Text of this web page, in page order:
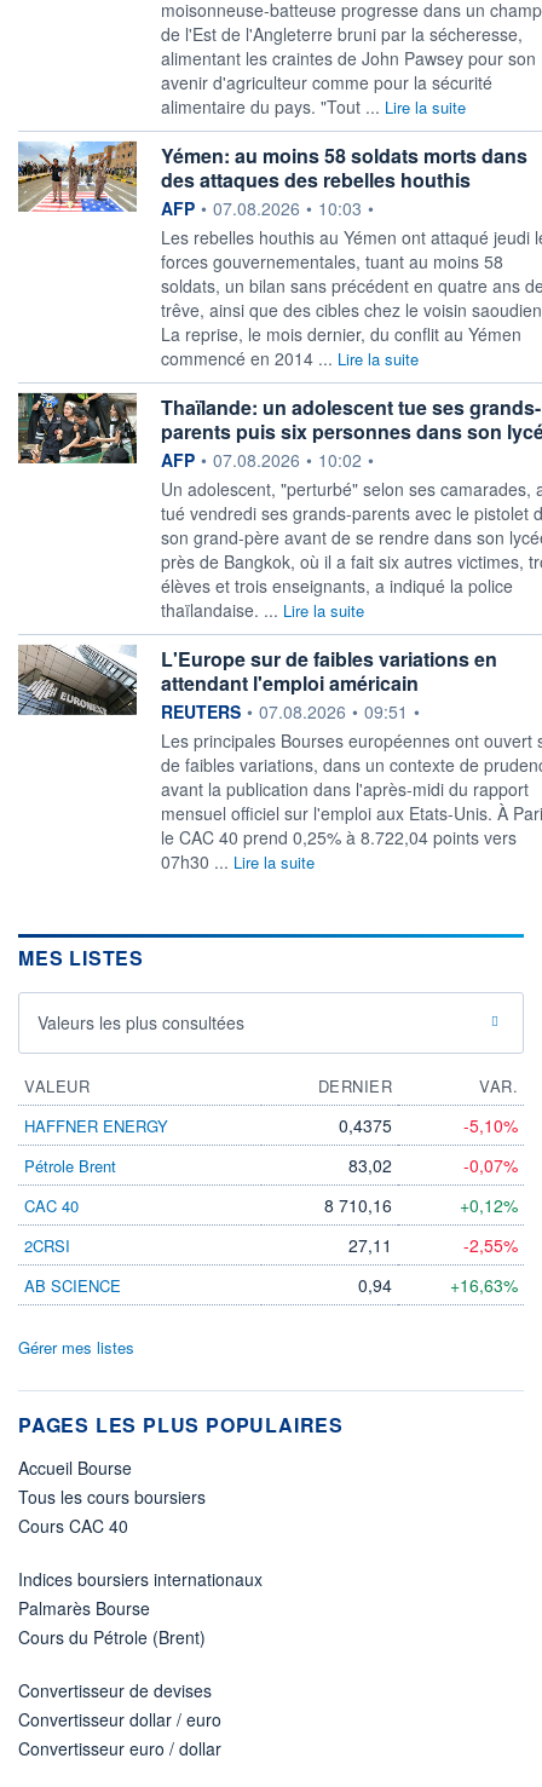
moisonneuse-batteuse progresse dans un champ
de l'Est de l'Angleterre bruni par la sécheresse,
alimentant les craintes de John Pawsey pour son
avenir d'agriculteur comme pour la sécurité
alimentaire du pays. "Tout ... Lire la suite
Yémen: au moins 58 soldats morts dans
des attaques des rebelles houthis
information fournie par
AFP • 07.08.2026 • 10:03 •
Les rebelles houthis au Yémen ont attaqué jeudi
forces gouvernementales, tuant au moins 58
soldats, un bilan sans précédent en quatre ans
trêve, ainsi que des cibles chez le voisin
La reprise, le mois dernier, du conflit au Yémen
commencé en 2014 ... Lire la suite
Thaïlande: un adolescent tue ses grands-
parents puis six personnes dans son
information fournie par
AFP • 07.08.2026 • 10:02 •
Un adolescent, "perturbé" selon ses camarades,
tué vendredi ses grands-parents avec le pistolet
son grand-père avant de se rendre dans son
près de Bangkok, où il a fait six autres victimes,
élèves et trois enseignants, a indiqué la police
thaïlandaise. ... Lire la suite
L'Europe sur de faibles variations en
attendant l'emploi américain
information fournie par
REUTERS • 07.08.2026 • 09:51 •
Les principales Bourses européennes ont ouvert
de faibles variations, ‌dans un contexte de
avant la publication dans l'après-midi du rapport
mensuel officiel sur l'emploi aux Etats-Unis. À
le CAC 40 prend ​0,25% à 8.722,04 points vers
07h30 ... Lire la suite
MES LISTES
Valeurs les plus consultées
VALEUR DERNIER
VAR.
HAFFNER ENERGY
0,4375 -5,10%
Pétrole Brent 83,02 -0,07%
CAC 40 8 710,16 +0,12%
2CRSI 27,11 -2,55%
AB SCIENCE 0,94 +16,63%
Gérer mes listes
PAGES LES PLUS POPULAIRES
Accueil Bourse
Tous les cours boursiers
Cours CAC 40
Indices boursiers internationaux
Palmarès Bourse
Cours du Pétrole (Brent)
Convertisseur de devises
Convertisseur dollar / euro
Convertisseur euro / dollar